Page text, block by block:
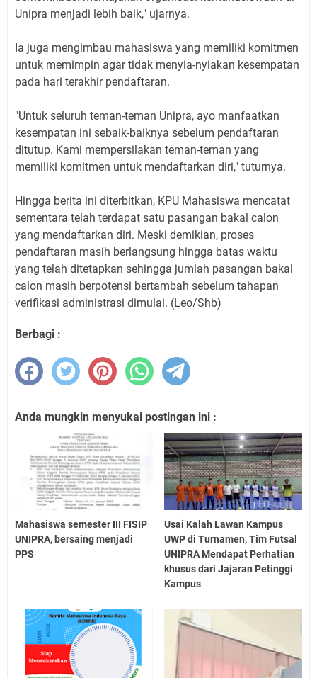
Unipra menjadi lebih baik," ujarnya.
Ia juga mengimbau mahasiswa yang memiliki komitmen
untuk memimpin agar tidak menyia-nyiakan kesempatan
pada hari terakhir pendaftaran.
"Untuk seluruh teman-teman Unipra, ayo manfaatkan
kesempatan ini sebaik-baiknya sebelum pendaftaran
ditutup. Kami mempersilakan teman-teman yang
memiliki komitmen untuk mendaftarkan diri," tuturnya.
Hingga berita ini diterbitkan, KPU Mahasiswa mencatat
sementara telah terdapat satu pasangan bakal calon
yang mendaftarkan diri. Meski demikian, proses
pendaftaran masih berlangsung hingga batas waktu
yang telah ditetapkan sehingga jumlah pasangan bakal
calon masih berpotensi bertambah sebelum tahapan
verifikasi administrasi dimulai. (Leo/Shb)
Berbagi :
Anda mungkin menyukai postingan ini :
Mahasiswa semester III FISIP
UNIPRA, bersaing menjadi
PPS
Usai Kalah Lawan Kampus
UWP di Turnamen, Tim Futsal
UNIPRA Mendapat Perhatian
khusus dari Jajaran Petinggi
Kampus